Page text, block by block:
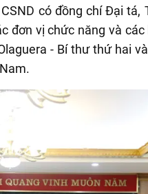
có đồng chí Đại tá,
đơn vị chức năng và
- Bí thư thứ hai